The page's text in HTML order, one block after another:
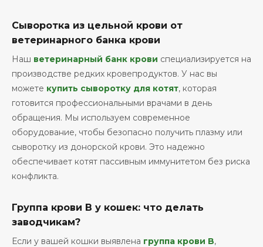
Сыворотка из цельной крови от
ветеринарного банка крови
Наш ветеринарный банк крови специализируется на
производстве редких кровепродуктов. У нас вы
можете купить сыворотку для котят, которая
готовится профессиональными врачами в день
обращения. Мы используем современное
оборудование, чтобы безопасно получить плазму или
сыворотку из донорской крови. Это надежно
обеспечивает котят пассивным иммунитетом без риска
конфликта.
Группа крови B у кошек: что делать
заводчикам?
Если у вашей кошки выявлена группа крови B,